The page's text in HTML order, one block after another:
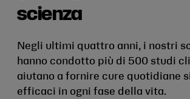
scienza
Negli ultimi quattro anni, i nostri
hanno condotto più di 500 studi
aiutano a fornire cure quotidiane
efficaci in ogni fase della vita.